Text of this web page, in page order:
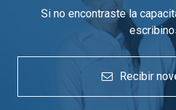
Si no encontraste la
Recibir